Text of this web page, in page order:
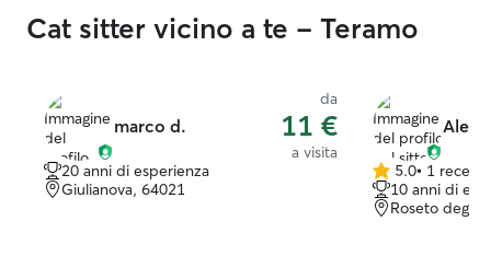
Cat sitter vicino a te - Teramo
marco d.
da
11 €
a visita
20 anni di esperienza
Giulianova, 64021
5.0
su
5
5.0• 1
10 anni di
Roseto degli